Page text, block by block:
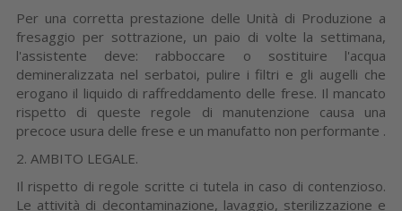
Per una corretta prestazione delle Unità di Produzione a
fresaggio per sottrazione, un paio di volte la settimana,
l'assistente deve: rabboccare o sostituire l'acqua
demineralizzata nel serbatoi, pulire i filtri e gli augelli che
erogano il liquido di raffreddamento delle frese. Il mancato
rispetto di queste regole di manutenzione causa una
precoce usura delle frese e un manufatto non performante .
2. AMBITO LEGALE.
Il rispetto di regole scritte ci tutela in caso di contenzioso.
Le attività di decontaminazione, lavaggio, sterilizzazione e